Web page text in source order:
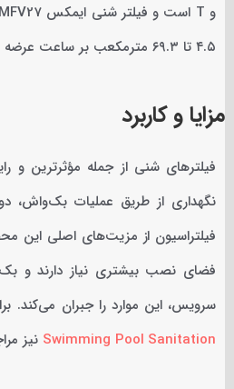
۴.۵ تا ۶۹.۳ مترمکعب بر ساعت عرضه می‌شود تا پاسخگوی استخرهای کوچک خانگی تا پروژه‌های تجاری بزرگ باشد.
مزایا و کاربرد
فیلترهای شنی از جمله مؤثرترین و
نگهداری از طریق عملیات بک‌واش،
فیلتراسیون از مزیت‌های اصلی این
فضای نصب بیشتری نیاز دارند و
سرویس، این موارد را جبران می‌کند.
Swimming Pool Sanitation نیز